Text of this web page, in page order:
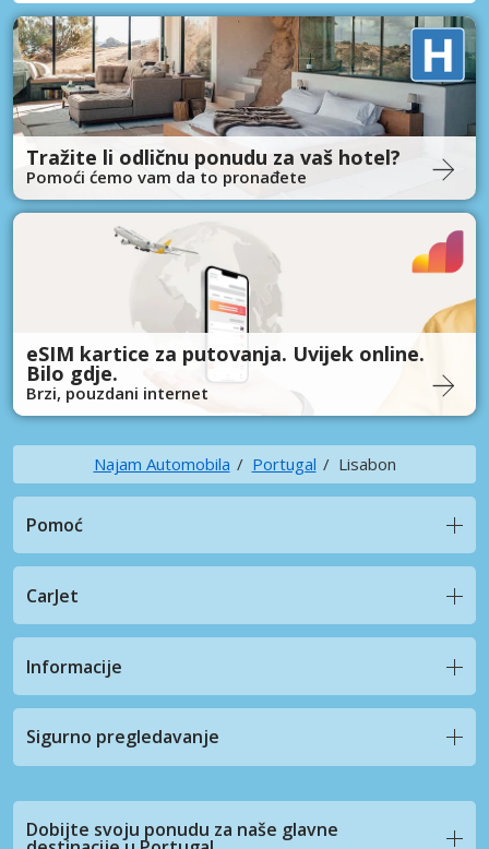
Tražite li odličnu ponudu za vaš hotel?
Pomoći ćemo vam da to pronađete
eSIM kartice za putovanja. Uvijek online.
Bilo gdje.
Brzi, pouzdani internet
Najam Automobila Portugal Lisabon
Pomoć
CarJet
Informacije
Sigurno pregledavanje
Dobijte svoju ponudu za naše glavne